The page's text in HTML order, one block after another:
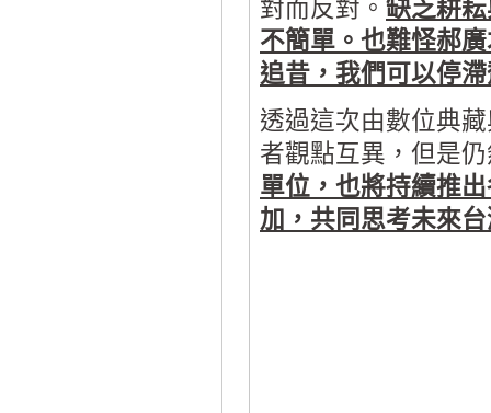
對而反對。 缺乏耕
不簡單。也難怪郝
追昔，我們可以停
透過這次由數位典
者觀點互異，但是
單位，也將持續推
加，共同思考未來